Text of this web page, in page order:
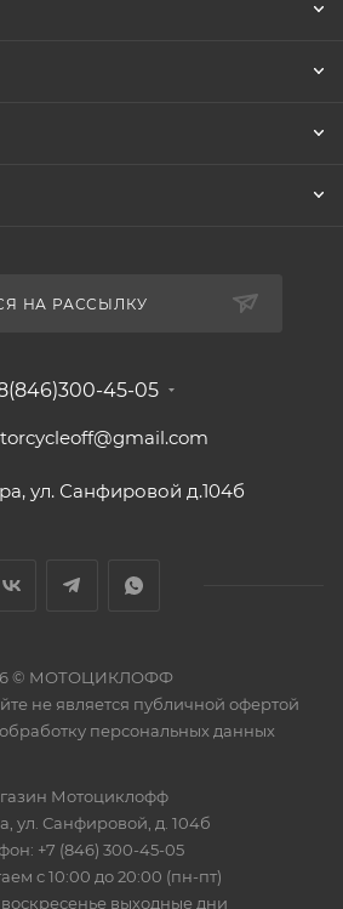
НА РАССЫЛКУ
45-05
ул. Санфировой д.104б
© МОТОЦИКЛОФФ
не является публичной офертой
обработку персональных данных
Мотоциклофф
ул. Санфировой, д. 104б
+7 (846) 300-45-05
с 10:00 до 20:00 (пн-пт)
выходные дни